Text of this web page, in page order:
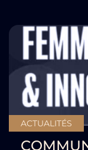
ACTUALITÉS